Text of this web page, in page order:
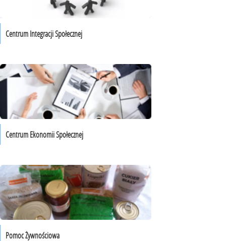
Centrum Integracji Społecznej
Centrum Ekonomii Społecznej
Pomoc Żywnościowa